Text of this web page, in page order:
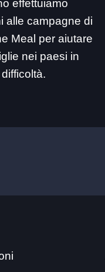
effettuiamo
alle campagne di
Meal per aiutare
nei paesi in
difficoltà.